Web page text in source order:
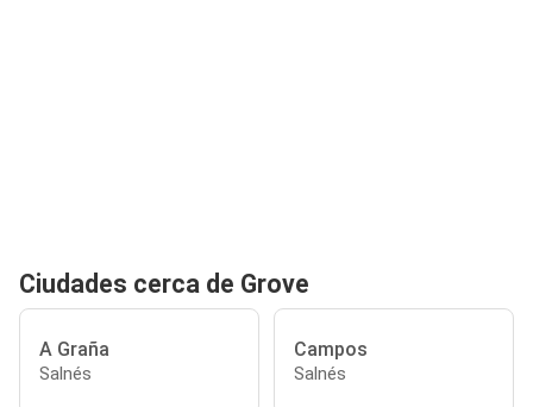
Ciudades cerca de Grove
A Graña
Salnés
Campos
Salnés